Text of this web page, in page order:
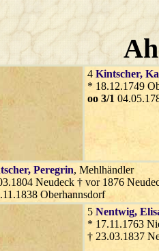
4 Kintscher,
* 18.12.1749
oo 3/1
, Peregrin, Mehlhändler
Neudeck † vor 1876
Oberhannsdorf
5 Nentwig,
* 17.11.1763
† 23.03.1837